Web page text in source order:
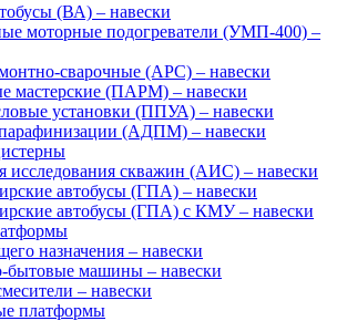
(ВА) – навески
моторные подогреватели (УМП-400) –
сварочные (АРС) – навески
мастерские (ПАРМ) – навески
установки (ППУА) – навески
(АДПМ) – навески
исследования скважин (АИС) – навески
автобусы (ГПА) – навески
автобусы (ГПА) с КМУ – навески
назначения – навески
бытовые машины – навески
– навески
платформы